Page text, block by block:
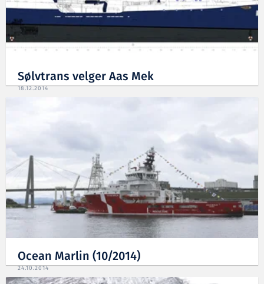
Sølvtrans velger Aas Mek
18.12.2014
Ocean Marlin (10/2014)
24.10.2014